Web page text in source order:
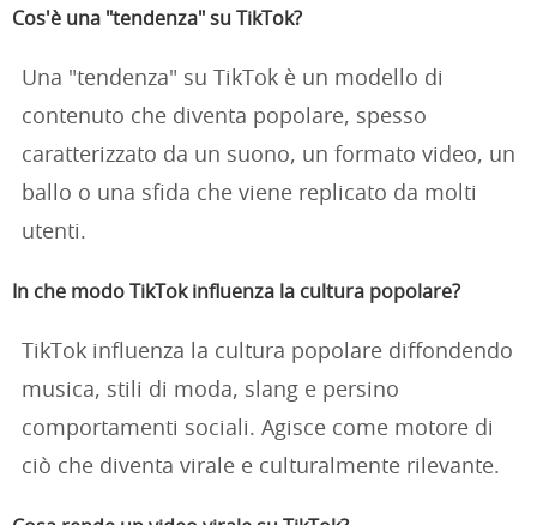
Cos'è una "tendenza" su TikTok?
Una "tendenza" su TikTok è un modello di
contenuto che diventa popolare, spesso
caratterizzato da un suono, un formato video, un
ballo o una sfida che viene replicato da molti
utenti.
In che modo TikTok influenza la cultura popolare?
TikTok influenza la cultura popolare diffondendo
musica, stili di moda, slang e persino
comportamenti sociali. Agisce come motore di
ciò che diventa virale e culturalmente rilevante.